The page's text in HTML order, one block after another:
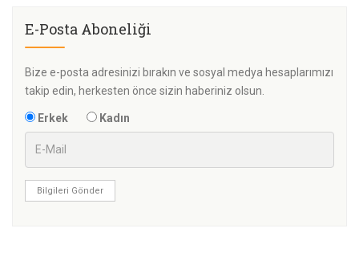
E-Posta Aboneliği
Bize e-posta adresinizi bırakın ve sosyal medya hesaplarımızı
takip edin, herkesten önce sizin haberiniz olsun.
Erkek Kadın
Bilgileri Gönder